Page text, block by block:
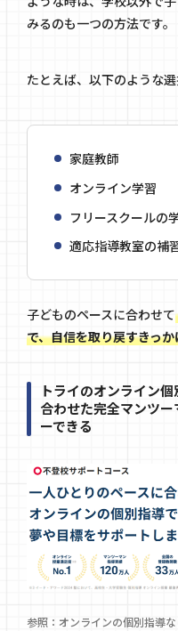
みるのも一つの方法です。
たとえば、以下のような選
家庭教師
オンライン学習
フリースクールの
適応指導教室の補
子どものペースに合わせて
で、自信を取り戻すきっか
トライのオンライン
合わせた完全マンツ
ーできる
参照： オンラインの個別指導